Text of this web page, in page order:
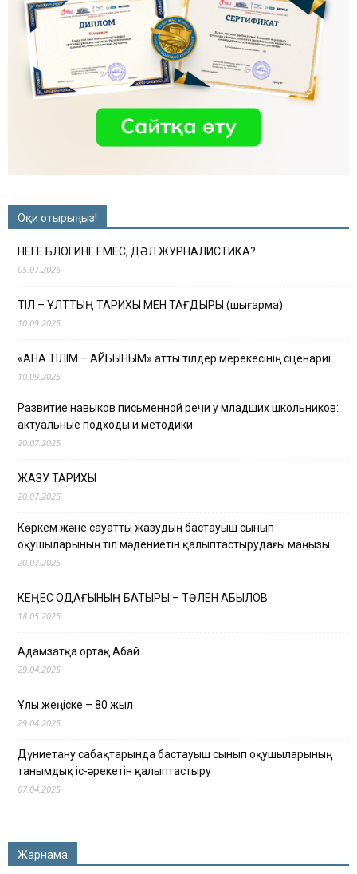
Оқи отырыңыз!
НЕГЕ БЛОГИНГ ЕМЕС, ДӘЛ ЖУРНАЛИСТИКА?
05.07.2026
ТІЛ – ҰЛТТЫҢ ТАРИХЫ МЕН ТАҒДЫРЫ (шығарма)
10.09.2025
«АНА ТІЛІМ – АЙБЫНЫМ» атты тілдер мерекесінің сценариі
10.09.2025
Развитие навыков письменной речи у младших школьников:
актуальные подходы и методики
20.07.2025
ЖАЗУ ТАРИХЫ
20.07.2025
Көркем және сауатты жазудың бастауыш сынып
оқушыларының тіл мәдениетін қалыптастырудағы маңызы
20.07.2025
КЕҢЕС ОДАҒЫНЫҢ БАТЫРЫ – ТӨЛЕН ҚАБЫЛОВ
18.05.2025
Адамзатқа ортақ Абай
29.04.2025
Ұлы жеңіске – 80 жыл
29.04.2025
Дүниетану сабақтарында бастауыш сынып оқушыларының
танымдық іс-әрекетін қалыптастыру
07.04.2025
Жарнама